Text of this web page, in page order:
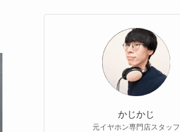
かじかじ
元イヤホン専門店スタッフ